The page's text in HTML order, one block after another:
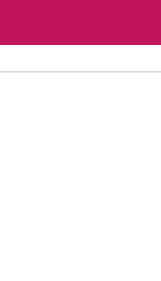
رواجا